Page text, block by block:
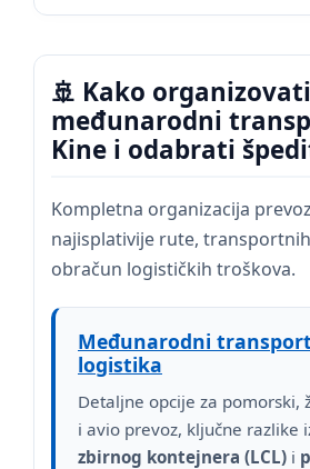
🚢 Kako organizovati
međunarodni
Kine i odabrati
Kompletna organizacija
najisplativije rute,
obračun logističkih troškova.
Međunarodni
logistika
Detaljne opcije za pomorski,
i avio prevoz, ključne razlike
zbirnog kontejnera (LCL) i